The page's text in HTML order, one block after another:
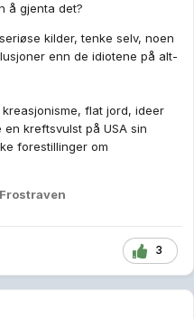
å gjenta det?
kilder, tenke selv, noen
enn de idiotene på alt-
flat jord, ideer
kreftsvulst på USA sin
forestillinger om
3